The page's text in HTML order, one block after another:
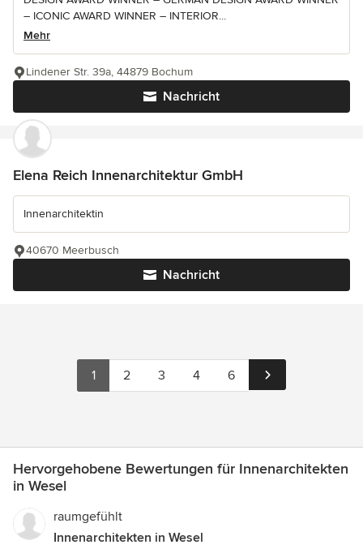
– ICONIC AWARD WINNER – INTERIOR...
Mehr
Nachricht
Lindener Str. 39a, 44879 Bochum
Elena Reich Innenarchitektur GmbH
Innenarchitektin
Nachricht
40670 Meerbusch
1 2 3 4 6
Hervorgehobene Bewertungen für Innenarchitekten
in Wesel
raumgefühlt
Innenarchitekten in Wesel